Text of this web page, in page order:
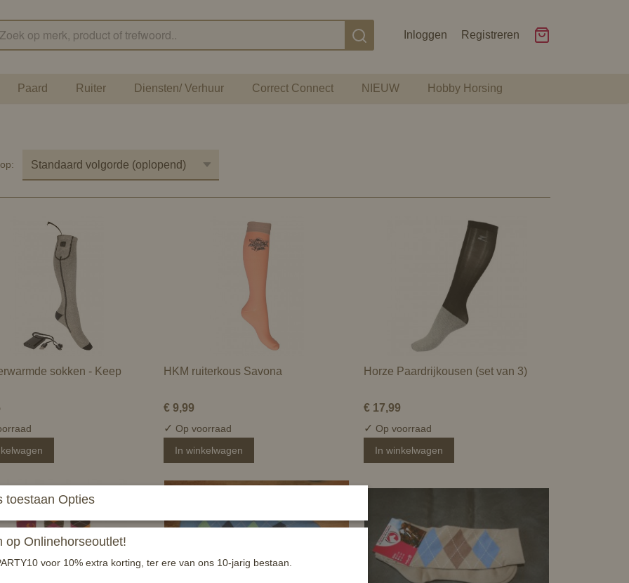
Inloggen Registreren
Paard Ruiter Diensten/ Verhuur Correct Connect NIEUW Hobby Horsing
op:
sokken - Keep
HKM ruiterkous Savona
€ 9,99
✓ Op voorraad
In winkelwagen
Horze Paardrijkousen (set van 3)
€ 17,99
✓ Op voorraad
In winkelwagen
toestaan Opties
op Onlinehorseoutlet!
voor 10% extra korting, ter ere van ons 10-jarig bestaan.